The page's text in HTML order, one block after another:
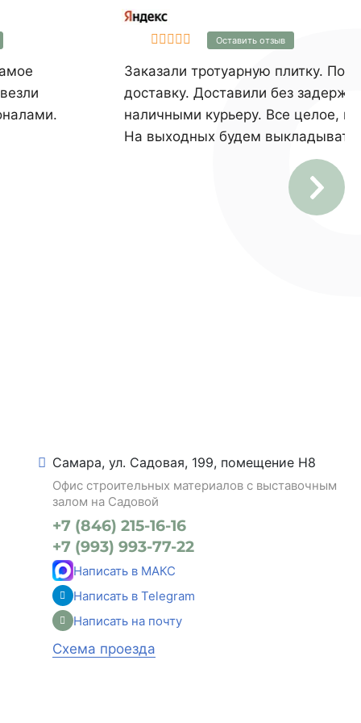
систему утепления KAIMAN®
38 не имеет аналогов в России.
Оставить отзыв
Заказали тротуарную плитку. По
доставку. Доставили без
наличными курьеру. Все целое, в
На выходных будем выкладывать
Самара, ул. Садовая, 199, помещение Н8
Офис строительных материалов с выставочным
залом на Садовой
+7 (846) 215-16-16
+7 (993) 993-77-22
Написать в МАКС
Написать в Telegram
Написать на почту
Схема проезда